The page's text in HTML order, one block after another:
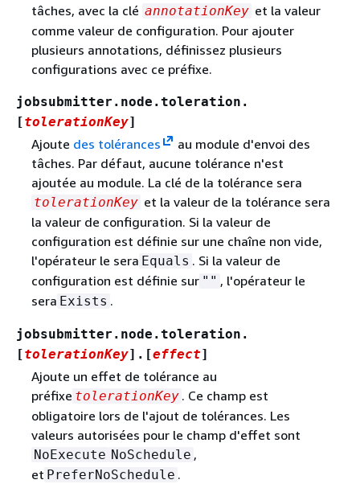
tâches, avec la clé annotationKey et la valeur
comme valeur de configuration. Pour ajouter
plusieurs annotations, définissez plusieurs
configurations avec ce préfixe.
jobsubmitter.node.toleration.
[tolerationKey]
Ajoute des tolérances
au module d'envoi des
tâches. Par défaut, aucune tolérance n'est
ajoutée au module. La clé de la tolérance sera
tolerationKey et la valeur de la tolérance sera
la valeur de configuration. Si la valeur de
configuration est définie sur une chaîne non vide,
l'opérateur le sera Equals . Si la valeur de
configuration est définie sur "" , l'opérateur le
sera Exists .
jobsubmitter.node.toleration.
[tolerationKey].[effect]
Ajoute un effet de tolérance au
préfixe tolerationKey . Ce champ est
obligatoire lors de l'ajout de tolérances. Les
valeurs autorisées pour le champ d'effet sont
NoExecute NoSchedule ,
et PreferNoSchedule .